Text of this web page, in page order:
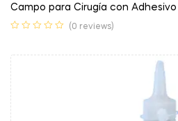
Campo para Cirugía con Adhesivo
(0 reviews)